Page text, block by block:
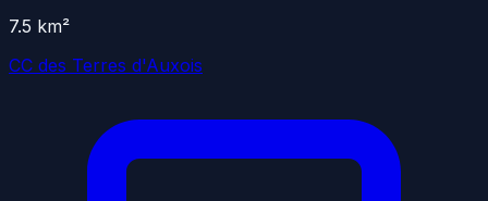
7.5 km²
CC des Terres d'Auxois